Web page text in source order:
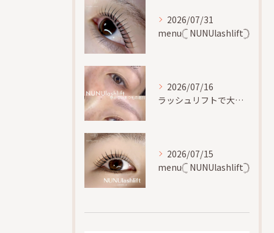
2026/07/31
menu𓊆 NUNUlashlift𓊇
2026/07/16
ラッシュリフトで大切な事、
2026/07/15
menu𓊆 NUNUlashlift𓊇